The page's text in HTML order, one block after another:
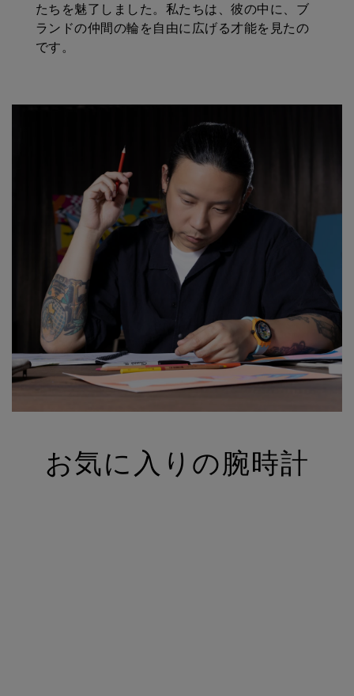
たちを魅了しました。私たちは、彼の中に、ブ
ランドの仲間の輪を自由に広げる才能を見たの
です。
お気に入りの腕時計